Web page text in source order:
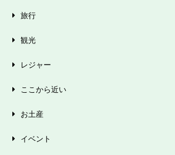
旅行
観光
レジャー
ここから近い
お土産
イベント